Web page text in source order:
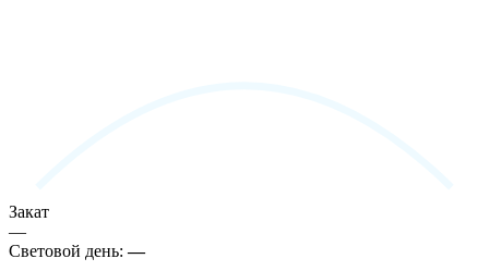
Закат
—
Световой день:—